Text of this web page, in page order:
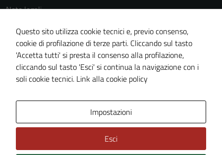
Note legali
Obiettivi di accessibilità
Dichiarazione di accessibilità
Piano di miglioramento del sito
Whistleblowing
Media policy
Questo sito utilizza cookie tecnici e, previo consenso,
cookie di profilazione di terze parti. Cliccando sul tasto
'Accetta tutti' si presta il consenso alla profilazione,
cliccando sul tasto 'Esci' si continua la navigazione con i
soli cookie tecnici. Link alla cookie policy
Impostazioni
Esci
di questi
peggiore la
navigazione e
la fruizione
delle
funzionalità
Experience
our website